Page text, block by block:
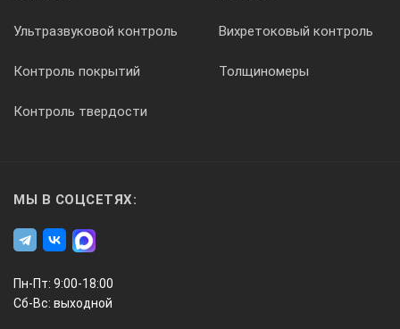
шва
Ультразвуковой контроль Вихретоковый контроль
Контроль покрытий Толщиномеры
Контроль твердости
МЫ В СОЦСЕТЯХ:
Пн-Пт: 9:00-18:00
Сб-Вс: выходной